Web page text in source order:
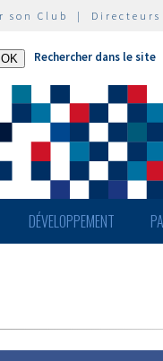
son Club | Directeurs
Rechercher dans le site
DÉVELOPPEMENT